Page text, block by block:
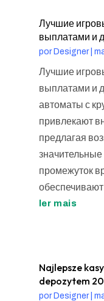
Лучшие
выплатами и
por Designer|
Лучшие
выплатами и
автоматы с
привлекают
предлагая
промежуток
ler mais
Najlepsze
depozytem
porDesigner|